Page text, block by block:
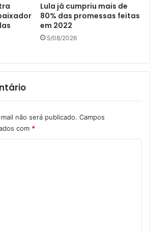
Lula já cumpriu mais de
80% das promessas feitas
em 2022
5/08/2026
não será publicado. Campos
com *